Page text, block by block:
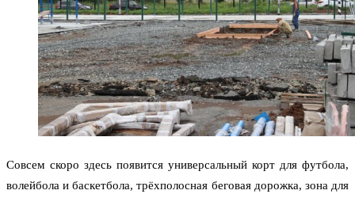
Совсем скоро здесь появится универсальный корт для футбола,
волейбола и баскетбола, трёхполосная беговая дорожка, зона для